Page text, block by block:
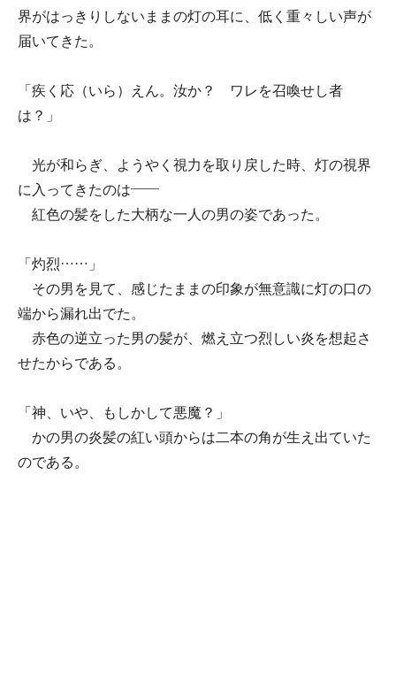
界がはっきりしないままの灯の耳に、低く重々しい声が
届いてきた。
「疾く応（いら）えん。汝か？ ワレを召喚せし者
は？」
光が和らぎ、ようやく視力を取り戻した時、灯の視界
に入ってきたのは――
紅色の髪をした大柄な一人の男の姿であった。
「灼烈……」
その男を見て、感じたままの印象が無意識に灯の口の
端から漏れ出でた。
赤色の逆立った男の髪が、燃え立つ烈しい炎を想起さ
せたからである。
「神、いや、もしかして悪魔？」
かの男の炎髪の紅い頭からは二本の角が生え出ていた
のである。